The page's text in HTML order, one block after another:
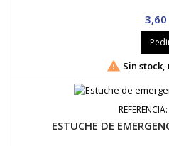
3,60
 Sin
REFERENCIA:
ESTUCHE DE